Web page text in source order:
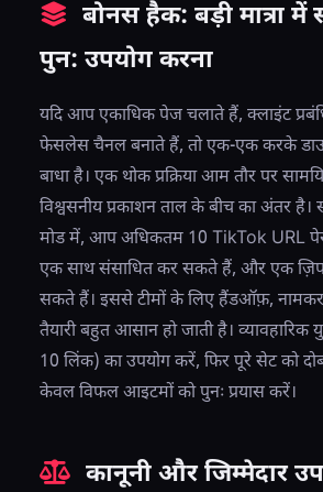
बोनस हैक: बड़ी मात्रा में
पुन: उपयोग करना
यदि आप एकाधिक पेज चलाते हैं, क्लाइंट
फेसलेस चैनल बनाते हैं, तो एक-एक करके
बाधा है। एक थोक प्रक्रिया आम तौर पर
विश्वसनीय प्रकाशन ताल के बीच का अंतर है।
मोड में, आप अधिकतम 10 TikTok URL
एक साथ संसाधित कर सकते हैं, और एक ज़िप
सकते हैं। इससे टीमों के लिए हैंडऑफ़,
तैयारी बहुत आसान हो जाती है। व्यावहारिक
10 लिंक) का उपयोग करें, फिर पूरे सेट को
केवल विफल आइटमों को पुनः प्रयास करें।
कानूनी और जिम्मेदार